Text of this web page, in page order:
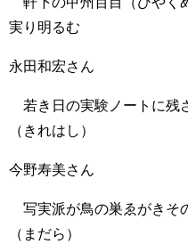
実り明るむ
永田和宏さん
若き日の実験ノートに残
（きれはし）
今野寿美さん
写実派が鳥の巣ゑがきそ
（まだら）